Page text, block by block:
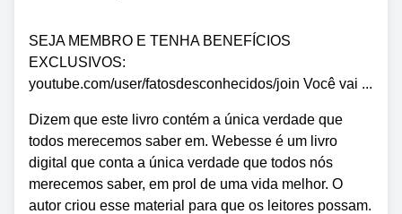
SEJA MEMBRO E TENHA BENEFÍCIOS
EXCLUSIVOS:
youtube.com/user/fatosdesconhecidos/join Você vai ...
Dizem que este livro contém a única verdade que
todos merecemos saber em. Webesse é um livro
digital que conta a única verdade que todos nós
merecemos saber, em prol de uma vida melhor. O
autor criou esse material para que os leitores possam.